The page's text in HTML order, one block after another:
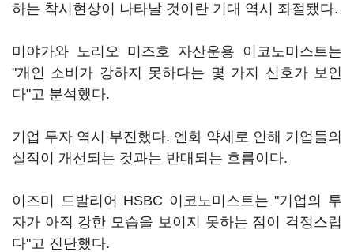
하는 착시현상이 나타날 것이란 기대 역시 좌절됐다.
미야가와 노리오 미즈호 자산운용 이코노미스트는
"개인 소비가 강하지 못하다는 몇 가지 신호가 보인
다"고 분석했다.
기업 투자 역시 부진했다. 엔화 약세로 인해 기업들의
실적이 개선되는 것과는 반대되는 흐름이다.
이즈미 드발리어 HSBC 이코노미스트는 "기업의 투
자가 아직 강한 모습을 보이지 못하는 점이 걱정스럽
다"고 진단했다.